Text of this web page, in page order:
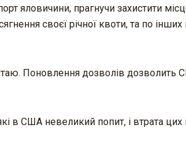
яловичини, прагнучи захистити
своєї річної квоти, та по
Поновлення дозволів дозволить
в США невеликий попит, і втрата цих